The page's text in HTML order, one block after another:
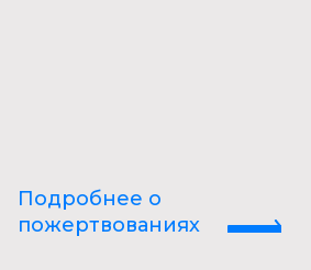
Подробнее о
пожертвованиях